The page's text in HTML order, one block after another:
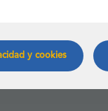
y cookies